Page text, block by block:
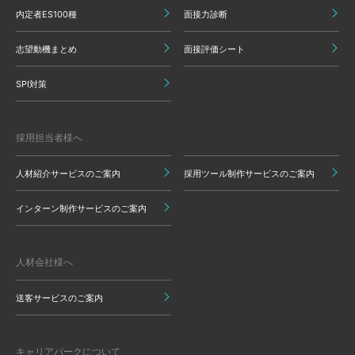
内定者ES100種 面接力診断
志望動機まとめ 面接評価シート
SPI対策
採用担当者様へ
人材紹介サービスのご案内 採用ツール制作サービスのご案内
インターン制作サービスのご案内
人材会社様へ
送客サービスのご案内
キャリアパークについて